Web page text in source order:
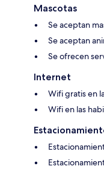
Mascotas
Se aceptan
Se aceptan
Se ofrecen
Internet
Wifi gratis en
Wifi en las